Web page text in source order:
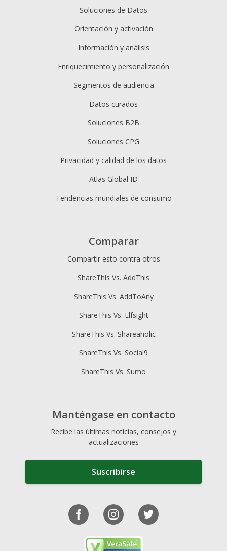
Soluciones de Datos
Orientación y activación
Información y análisis
Enriquecimiento y personalización
Segmentos de audiencia
Datos curados
Soluciones B2B
Soluciones CPG
Privacidad y calidad de los datos
Atlas Global ID
Tendencias mundiales de consumo
Comparar
Compartir esto contra otros
ShareThis Vs. AddThis
ShareThis Vs. AddToAny
ShareThis Vs. Elfsight
ShareThis Vs. Shareaholic
ShareThis Vs. Social9
ShareThis Vs. Sumo
Manténgase en contacto
Recibe las últimas noticias, consejos y
actualizaciones
Suscribirse